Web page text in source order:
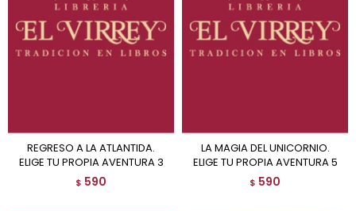
REGRESO A LA ATLANTIDA.
ELIGE TU PROPIA AVENTURA 3
$ 590
LA MAGIA DEL UNICORNIO.
ELIGE TU PROPIA AVENTURA 5
$ 590